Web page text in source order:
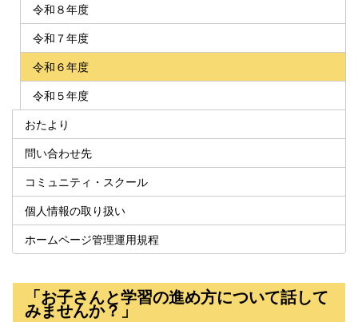
令和８年度
令和７年度
令和６年度
令和５年度
おたより
問い合わせ先
コミュニティ・スクール
個人情報の取り扱い
ホームページ管理運用規程
「お子さんと学習の進め方について話して
みませんか？」